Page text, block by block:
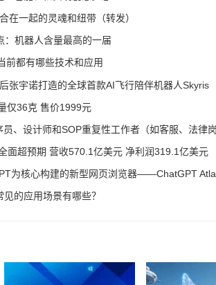
在一起的灵魂和纽带（转发）
：机器人含量最高的一届
前都有哪些技术和应用
张宇诺打造的全球首款AI飞行陪伴机器人Skyris
仅36克 售价1999元
、设计师和SOP重复性工作者（如客服、法律岗
面超预期 营收570.1亿美元 净利润319.1亿美元
为核心构建的新型网页浏览器——ChatGPT
的应用场景有哪些？